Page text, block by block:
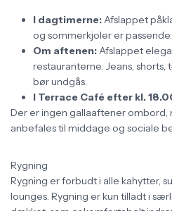
I dagtimerne: Afslappet
og sommerkjoler er passende.
Om aftenen: Afslappet
restauranterne. Jeans, shorts,
bør undgås.
I Terrace Café efter kl.
Der er ingen gallaaftener
anbefales til middage og sociale
Rygning
Rygning er forbudt i alle kahytter,
lounges. Rygning er kun tilladt i